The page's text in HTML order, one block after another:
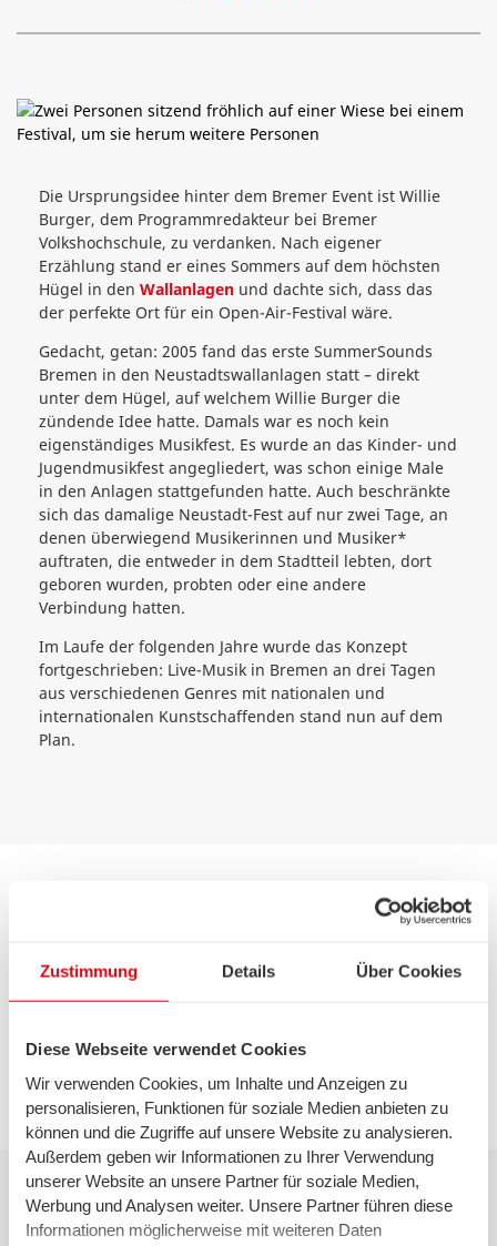
Zustimmung Details Über Cookies
Diese Webseite verwendet Cookies
Wir verwenden Cookies, um Inhalte und Anzeigen zu
personalisieren, Funktionen für soziale Medien anbieten zu
können und die Zugriffe auf unsere Website zu analysieren.
Außerdem geben wir Informationen zu Ihrer Verwendung
unserer Website an unsere Partner für soziale Medien,
Werbung und Analysen weiter. Unsere Partner führen diese
Informationen möglicherweise mit weiteren Daten
Die Ursprungsidee hinter dem Bremer Event ist Willie
Burger, dem Programmredakteur bei Bremer
Volkshochschule, zu verdanken. Nach eigener
Erzählung stand er eines Sommers auf dem höchsten
Hügel in den Wallanlagen und dachte sich, dass das
der perfekte Ort für ein Open-Air-Festival wäre.
Gedacht, getan: 2005 fand das erste SummerSounds
Bremen in den Neustadtswallanlagen statt – direkt
unter dem Hügel, auf welchem Willie Burger die
zündende Idee hatte. Damals war es noch kein
eigenständiges Musikfest. Es wurde an das Kinder- und
Jugendmusikfest angegliedert, was schon einige Male
in den Anlagen stattgefunden hatte. Auch beschränkte
sich das damalige Neustadt-Fest auf nur zwei Tage, an
denen überwiegend Musikerinnen und Musiker*
auftraten, die entweder in dem Stadtteil lebten, dort
geboren wurden, probten oder eine andere
Verbindung hatten.
Im Laufe der folgenden Jahre wurde das Konzept
fortgeschrieben: Live-Musik in Bremen an drei Tagen
aus verschiedenen Genres mit nationalen und
internationalen Kunstschaffenden stand nun auf dem
Plan.
überlegen, welche Events in den sonnigen Monaten
stattfinden sollen, schauen Sie doch gerne auch in
unseremEventbereich